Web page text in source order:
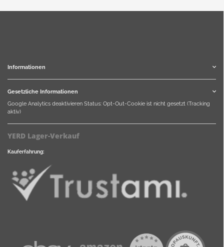
Informationen
Gesetzliche Informationen
Google Analytics deaktivieren Status: Opt-Out-Cookie ist nicht gesetzt (Tracking
aktiv)
YERD Lager-Verkauf
Kauferfahrung: